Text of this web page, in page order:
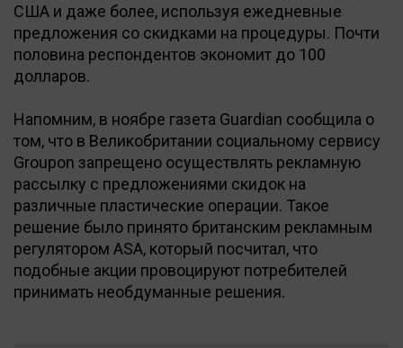
США и даже более, используя ежедневные
предложения со скидками на процедуры. Почти
половина респондентов экономит до 100
долларов.
Напомним, в ноябре газета Guardian сообщила о
том, что в Великобритании социальному сервису
Groupon запрещено осуществлять рекламную
рассылку с предложениями скидок на
различные пластические операции. Такое
решение было принято британским рекламным
регулятором ASA, который посчитал, что
подобные акции провоцируют потребителей
принимать необдуманные решения.